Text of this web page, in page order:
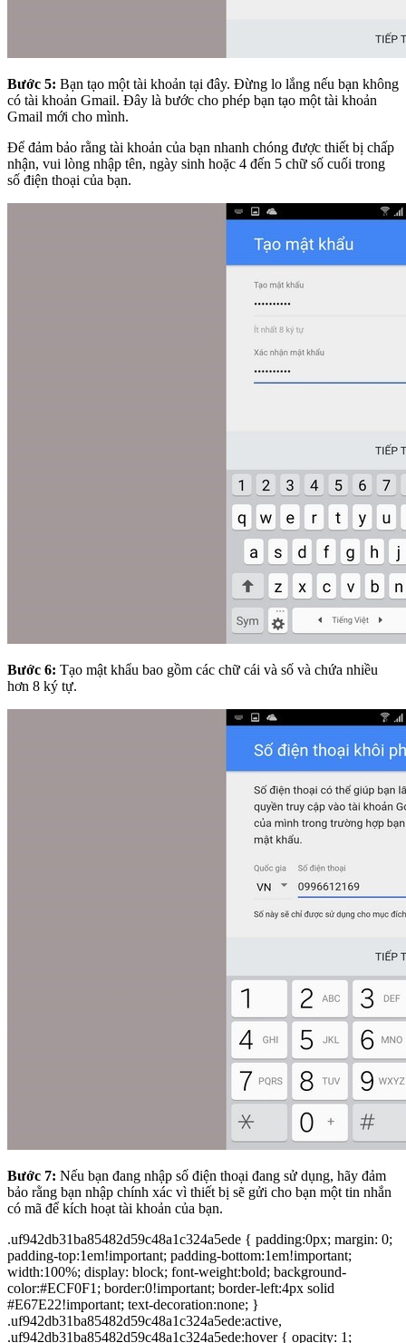
Bước 5: Bạn tạo một tài khoản tại đây. Đừng lo lắng nếu bạn không
có tài khoản Gmail. Đây là bước cho phép bạn tạo một tài khoản
Gmail mới cho mình.
Để đảm bảo rằng tài khoản của bạn nhanh chóng được thiết bị chấp
nhận, vui lòng nhập tên, ngày sinh hoặc 4 đến 5 chữ số cuối trong
số điện thoại của bạn.
Bước 6: Tạo mật khẩu bao gồm các chữ cái và số và chứa nhiều
hơn 8 ký tự.
Bước 7: Nếu bạn đang nhập số điện thoại đang sử dụng, hãy đảm
bảo rằng bạn nhập chính xác vì thiết bị sẽ gửi cho bạn một tin nhắn
có mã để kích hoạt tài khoản của bạn.
.uf942db31ba85482d59c48a1c324a5ede { padding:0px; margin: 0;
padding-top:1em!important; padding-bottom:1em!important;
width:100%; display: block; font-weight:bold; background-
color:#ECF0F1; border:0!important; border-left:4px solid
#E67E22!important; text-decoration:none; }
.uf942db31ba85482d59c48a1c324a5ede:active,
.uf942db31ba85482d59c48a1c324a5ede:hover { opacity: 1;